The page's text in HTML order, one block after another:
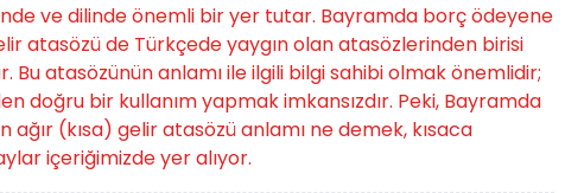
ve dilinde önemli bir yer tutar. Bayramda borç ödeyene
atasözü de Türkçede yaygın olan atasözlerinden birisi
Bu atasözünün anlamı ile ilgili bilgi sahibi olmak önemlidir;
doğru bir kullanım yapmak imkansızdır. Peki, Bayramda
(kısa) gelir atasözü anlamı ne demek, kısaca
içeriğimizde yer alıyor.